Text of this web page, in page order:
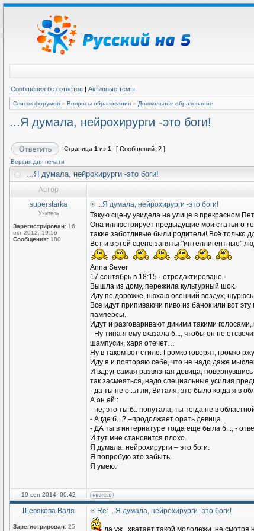
Сообщения без ответов | Активные темы
Список форумов » Вопросы образования » Дошкольное образование
...Я думала, нейрохирурги -это боги!
Страница 1 из 1 [ Сообщений: 2 ]
Версия для печати
...Я думала, нейрохирурги -это боги!
Автор
superstarka
Учитель
Зарегистрирован: 16
окт 2012, 19:56
Сообщения: 180
...Я думала, нейрохирурги -это боги!
Такую сцену увидела на улице в прекрасном
Она иллюстрирует предыдущие мои статьи о
такие заботливые были родители! Всё только
Вот и в этой сцене заняты "интеллигентные"
Anna Sever
17 сентябрь в 18:15 · отредактировано ·
Вышла из дому, пережила культурный шок.
Иду по дорожке, нюхаю осенний воздух,
Все идут припиваючи пиво из банок или вот
памперсы.
Идут и разговаривают дикими такими
- Ну типа я ему сказала б..., чтобы он не
шампусик, харя отечет…
Ну в таком вот стиле. Громко говорят, громко
Иду я и повторяю себе, что не надо даже
И вдруг самая развязная девица,
так засмеяться, надо специальные усилия
- да ты не о...л ли, Виталя, это было когда я в
А он ей :
- не, это ты б.. попутала, ты тогда не в
- А где б...? –продолжает орать девица.
- ДА ты в интернатуре тогда еще была б..., -
И тут мне становится плохо.
Я думала, нейрохирурги – это боги.
Я попробую это забыть.
Я умею.
19 сен 2014, 00:42
Шевякова Валя
Зарегистрирован: 25
Re: ...Я думала, нейрохирурги -это боги!
да уж...хватает такой молодежи, не